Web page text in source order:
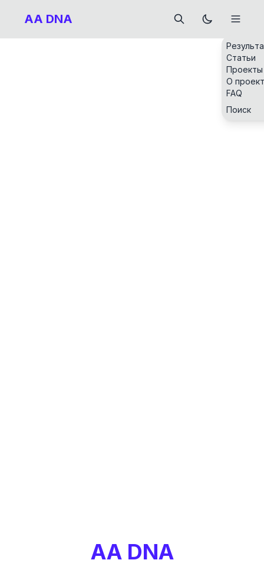
AA DNA
Статьи
Проекты
О
FAQ
Поиск
AA DNA